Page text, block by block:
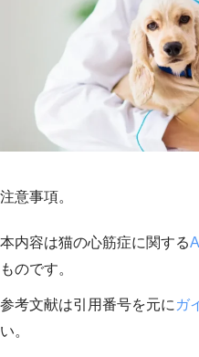
注意事項。
本内容は猫の心筋症に関する
ものです。
参考文献は引用番号を元に ガ
い。